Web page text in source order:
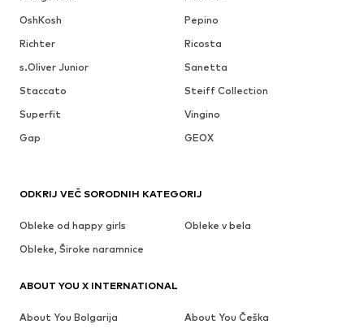
OshKosh
Pepino
Richter
Ricosta
s.Oliver Junior
Sanetta
Staccato
Steiff Collection
Superfit
Vingino
Gap
GEOX
ODKRIJ VEČ SORODNIH KATEGORIJ
Obleke od happy girls
Obleke v bela
Obleke, Široke naramnice
ABOUT YOU X INTERNATIONAL
About You Bolgarija
About You Češka